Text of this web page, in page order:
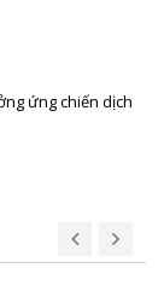
ứng chiến dịch